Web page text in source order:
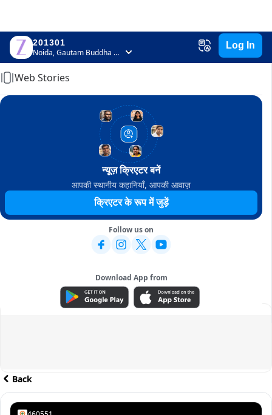
201301
Noida, Gautam Buddha Nagar, Uttar Pradesh
Log In
Home
Web Stories
न्यूज़ क्रिएटर बनें
आपकी स्थानीय कहानियाँ, आपकी आवाज़
क्रिएटर के रूप में जुड़ें
Follow us on
Download App from
ADVERTISEMENT
Back